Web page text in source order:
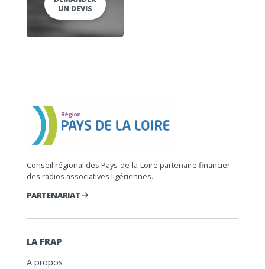
UN DEVIS
Conseil régional des Pays-de-la-Loire partenaire financier
des radios associatives ligériennes.
PARTENARIAT
LA FRAP
A propos